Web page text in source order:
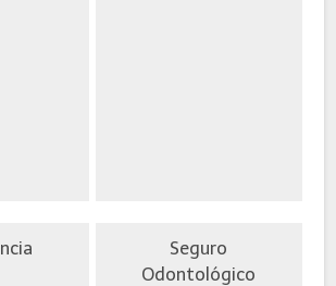
Seguro
Odontológico